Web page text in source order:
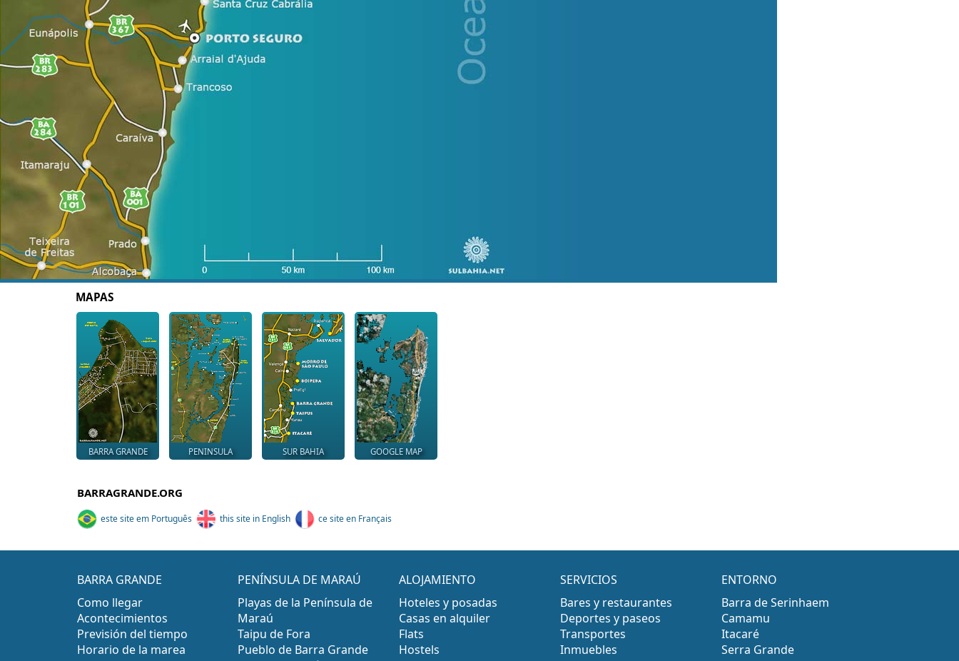
MAPAS
BARRA GRANDE PENINSULA SUR BAHIA GOOGLE MAP
BARRAGRANDE.ORG
este site em Português this site in English ce site en Français
BARRA GRANDE
Como llegar
Acontecimientos
Previsión del tiempo
Horario de la marea
PENÍNSULA DE MARAÚ
Playas de la Península de
Maraú
Taipu de Fora
Pueblo de Barra Grande
ALOJAMIENTO
Hoteles y posadas
Casas en alquiler
Flats
Hostels
SERVICIOS
Bares y restaurantes
Deportes y paseos
Transportes
Inmuebles
ENTORNO
Barra de Serinhaem
Camamu
Itacaré
Serra Grande